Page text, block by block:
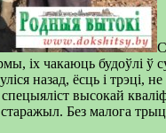
іх чакаюць будоўлі
назад, ёсць і трэці,
высокай
Без малога